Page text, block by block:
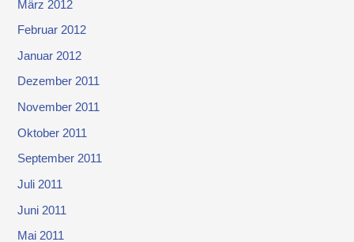
März 2012
Februar 2012
Januar 2012
Dezember 2011
November 2011
Oktober 2011
September 2011
Juli 2011
Juni 2011
Mai 2011